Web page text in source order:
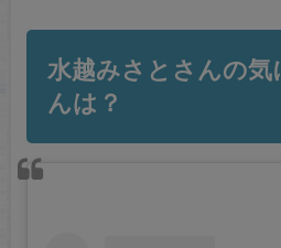
水越みさとさんの気
んは？